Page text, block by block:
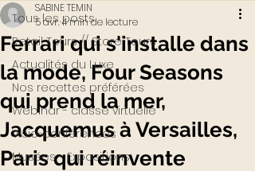
Tous les posts
Retail Tours // Store Tours
Actualités du Luxe
Nos recettes préférées
Webinar - classe virtuelle
Visio-conférences
Musées - Expositions
Ferrari qui s'installe dans
la mode, Four Seasons
qui prend la mer,
Jacquemus à Versailles,
Paris qui réinvente
SABINE TEMIN
5 avr.4 min de lecture